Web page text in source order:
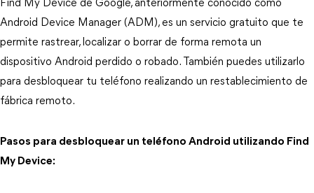
Find My Device de Google, anteriormente conocido como
Android Device Manager (ADM), es un servicio gratuito que te
permite rastrear, localizar o borrar de forma remota un
dispositivo Android perdido o robado. También puedes utilizarlo
para desbloquear tu teléfono realizando un restablecimiento de
fábrica remoto.
Pasos para desbloquear un teléfono Android utilizando Find
My Device: